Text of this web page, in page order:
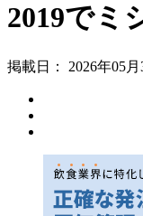
2019で
掲載日： 2026年05